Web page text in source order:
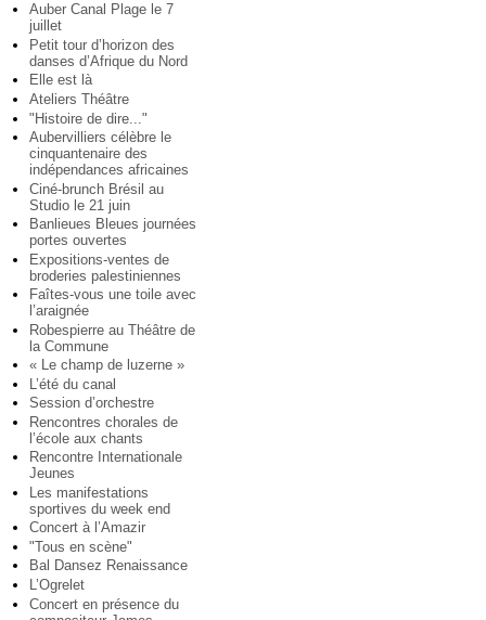
Auber Canal Plage le 7
juillet
Petit tour d’horizon des
danses d’Afrique du Nord
Elle est là
Ateliers Théâtre
"Histoire de dire..."
Aubervilliers célèbre le
cinquantenaire des
indépendances africaines
Ciné-brunch Brésil au
Studio le 21 juin
Banlieues Bleues journées
portes ouvertes
Expositions-ventes de
broderies palestiniennes
Faîtes-vous une toile avec
l’araignée
Robespierre au Théâtre de
la Commune
« Le champ de luzerne »
L’été du canal
Session d’orchestre
Rencontres chorales de
l’école aux chants
Rencontre Internationale
Jeunes
Les manifestations
sportives du week end
Concert à l’Amazir
"Tous en scène"
Bal Dansez Renaissance
L’Ogrelet
Concert en présence du